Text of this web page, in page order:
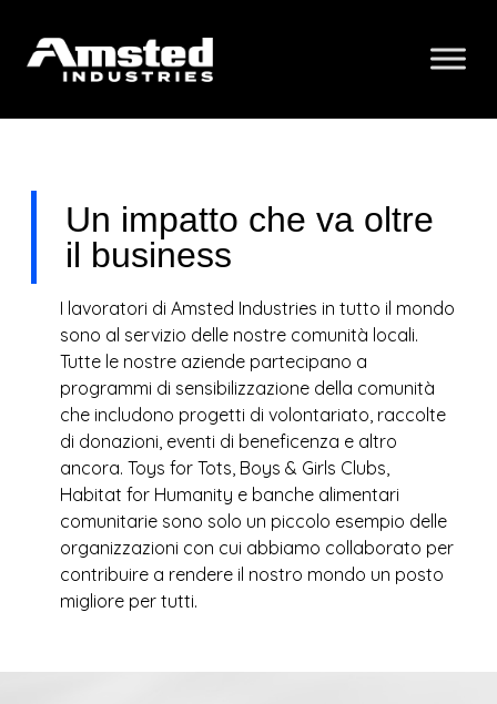
Un impatto che va oltre
il business
I lavoratori di Amsted Industries in tutto il mondo
sono al servizio delle nostre comunità locali.
Tutte le nostre aziende partecipano a
programmi di sensibilizzazione della comunità
che includono progetti di volontariato, raccolte
di donazioni, eventi di beneficenza e altro
ancora. Toys for Tots, Boys & Girls Clubs,
Habitat for Humanity e banche alimentari
comunitarie sono solo un piccolo esempio delle
organizzazioni con cui abbiamo collaborato per
contribuire a rendere il nostro mondo un posto
migliore per tutti.